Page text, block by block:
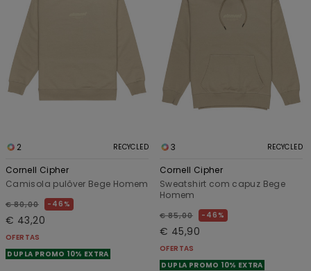
2 RECYCLED
Cornell Cipher
Camisola pulôver Bege Homem
€ 80,00 46%
€ 43,20
OFERTAS
DUPLA PROMO 10% EXTRA
3 RECYCLED
Cornell Cipher
Sweatshirt com capuz Bege
Homem
€ 85,00 46%
€ 45,90
OFERTAS
DUPLA PROMO 10% EXTRA